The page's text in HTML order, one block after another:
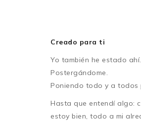
Creado para ti
Yo también he estado ahí.
Postergándome.
Poniendo todo y a todos
Hasta que entendí algo:
estoy bien, todo a mi